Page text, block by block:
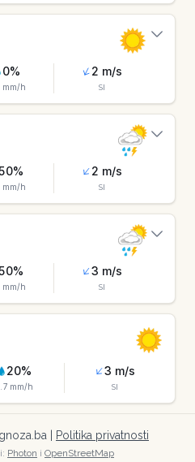
0%
mm/h
2 m/s
SI
%
mm/h
2 m/s
SI
%
mm/h
3 m/s
SI
20%
mm/h
3 m/s
SI
| Politika privatnosti
Photon i OpenStreetMap